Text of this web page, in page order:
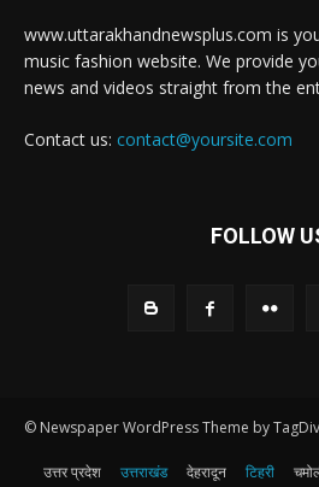
www.uttarakhandnewsplus.com is
music fashion website. We provide
news and videos straight from the
Contact us: contact@yoursite.com
FOLLOW
© Newspaper WordPress Theme by TagDiv
उत्तर प्रदेश उत्तराखंड देहरादून टिहरी